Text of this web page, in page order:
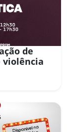
de
violência